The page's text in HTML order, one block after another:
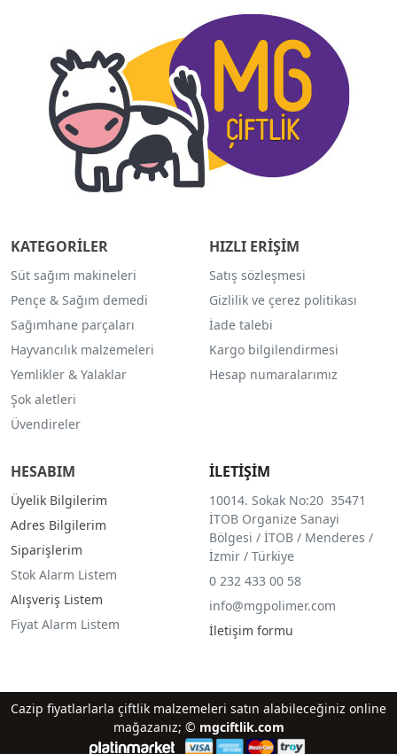
KATEGORİLER
Süt sağım makineleri
Pençe & Sağım demedi
Sağımhane parçaları
Hayvancılık malzemeleri
Yemlikler & Yalaklar
Şok aletleri
Üvendireler
HIZLI ERİŞİM
Satış sözleşmesi
Gizlilik ve çerez politikası
İade talebi
Kargo bilgilendirmesi
Hesap numaralarımız
HESABIM
Üyelik Bilgilerim
Adres Bilgilerim
Siparişlerim
Stok Alarm Listem
Alışveriş Listem
Fiyat Alarm Listem
İLETİŞİM
10014. Sokak No:20 35471
İTOB Organize Sanayi
Bölgesi / İTOB / Menderes /
İzmir / Türkiye
0 232 433 00 58
info@mgpolimer.com
İletişim formu
Cazip fiyatlarlarla çiftlik malzemeleri satın alabileceğiniz online
mağazanız; © mgciftlik.com